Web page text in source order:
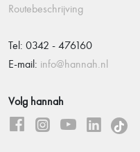
Routebeschrijving
Tel: 0342 - 476160
E-mail: info@hannah.nl
Volg hannah